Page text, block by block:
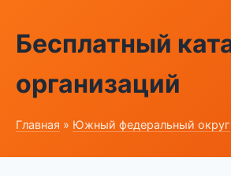
Бесплатный
организаций
Главная » Южный федеральный округ